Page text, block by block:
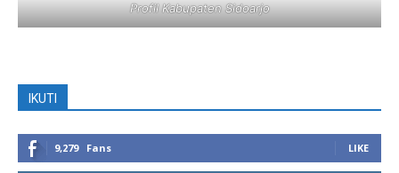
Profil Kabupaten Sidoarjo
IKUTI
9,279 Fans LIKE